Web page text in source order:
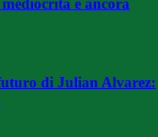
è ancora
di Julian Alvarez: